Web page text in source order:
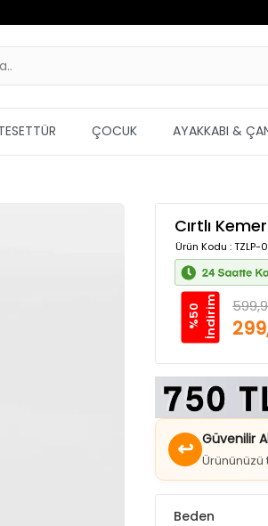
ÇOCUK AYAKKABI &
Cırtlı
Ürün Kodu : TZLP-
%
5
0
İ
n
d
i
r
i m
↩ Güvenilir
25